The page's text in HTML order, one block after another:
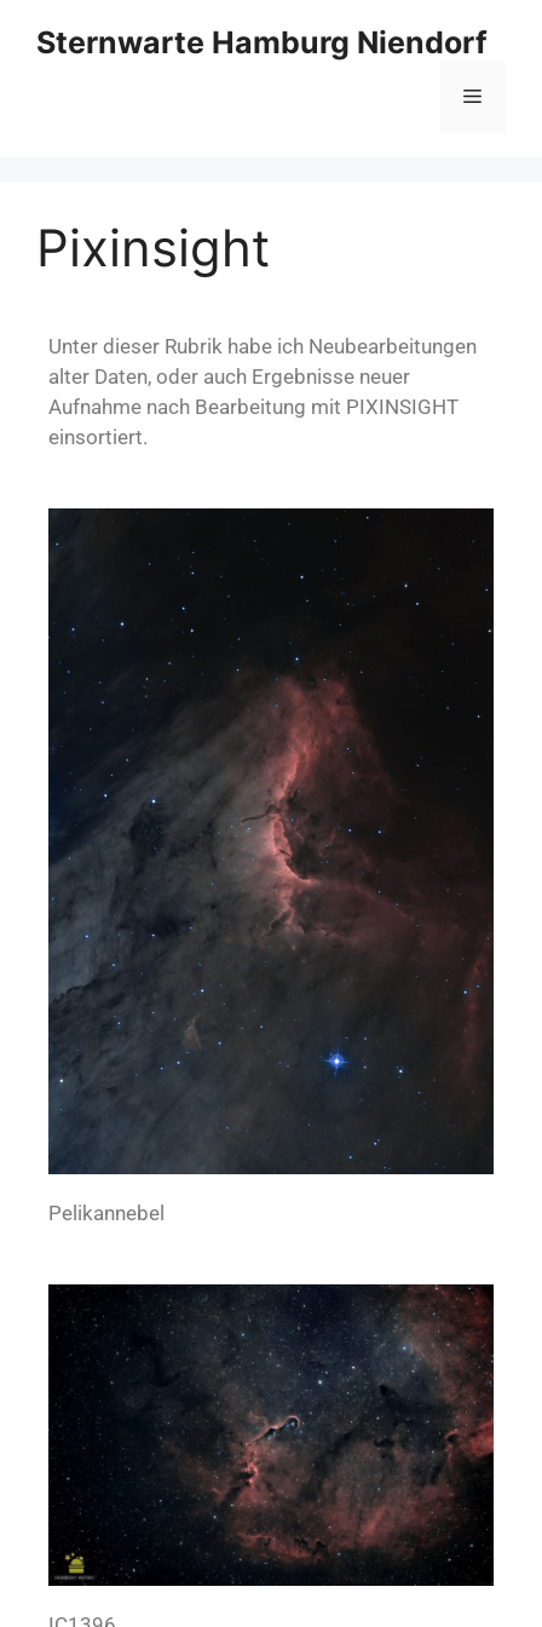
Sternwarte Hamburg Niendorf
Pixinsight
Unter dieser Rubrik habe ich Neubearbeitungen
alter Daten, oder auch Ergebnisse neuer
Aufnahme nach Bearbeitung mit PIXINSIGHT
einsortiert.
Pelikannebel